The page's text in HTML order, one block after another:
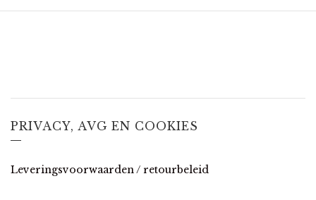
PRIVACY, AVG EN COOKIES
Leveringsvoorwaarden / retourbeleid